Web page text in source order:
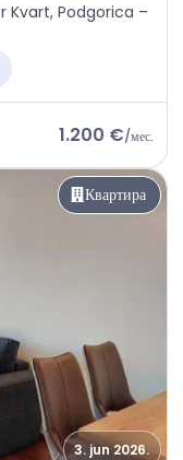
Kvart, Podgorica –
1.200 €/мес.
Квартира
3. jun 2026.